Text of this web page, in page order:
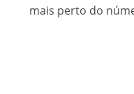
mais perto do